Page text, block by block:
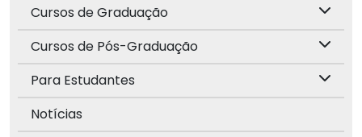
Cursos de Graduação
Cursos de Pós-Graduação
Para Estudantes
Notícias